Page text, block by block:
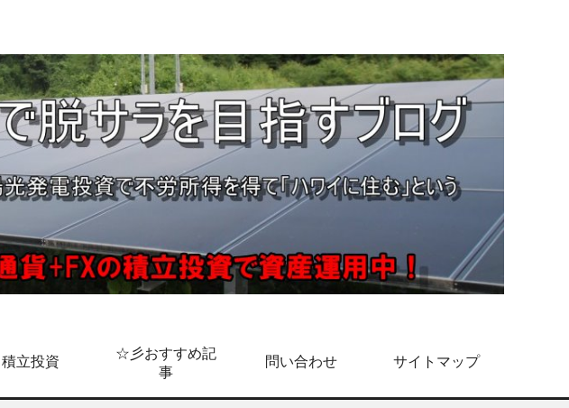
積立投資
☆彡おすすめ記
事
問い合わせ サイトマップ